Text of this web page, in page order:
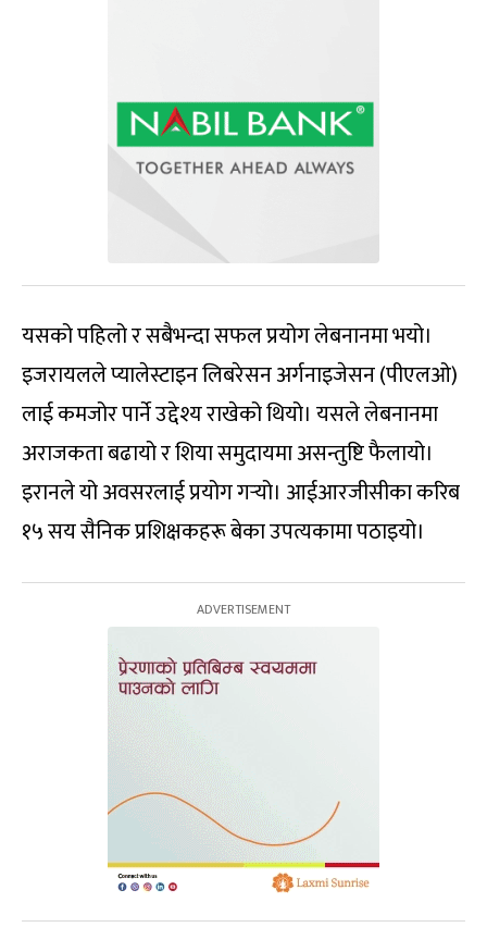
यसको पहिलो र सबैभन्दा सफल प्रयोग लेबनानमा भयो।
इजरायलले प्यालेस्टाइन लिबरेसन अर्गनाइजेसन (पीएलओ)
लाई कमजोर पार्ने उद्देश्य राखेको थियो। यसले लेबनानमा
अराजकता बढायो र शिया समुदायमा असन्तुष्टि फैलायो।
इरानले यो अवसरलाई प्रयोग गर्‍यो। आईआरजीसीका करिब
१५ सय सैनिक प्रशिक्षकहरू बेका उपत्यकामा पठाइयो।